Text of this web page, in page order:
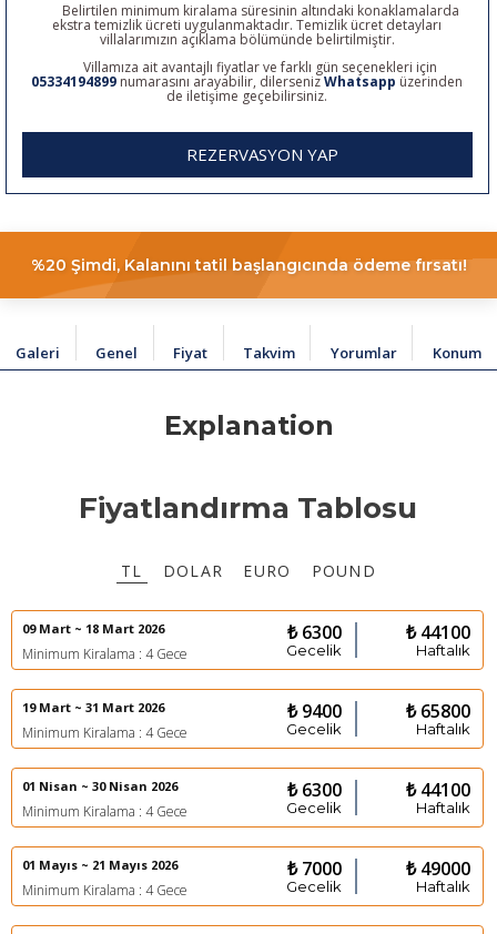
Belirtilen minimum kiralama süresinin altındaki konaklamalarda
ekstra temizlik ücreti uygulanmaktadır. Temizlik ücret detayları
villalarımızın açıklama bölümünde belirtilmiştir.
Villamıza ait avantajlı fiyatlar ve farklı gün seçenekleri için
05334194899 numarasını arayabilir, dilersenizWhatsapp üzerinden
de iletişime geçebilirsiniz.
REZERVASYON YAP
%20 Şimdi, Kalanını tatil başlangıcında ödeme fırsatı!
Galeri Genel Fiyat Takvim Yorumlar Konum
Explanation
Fiyatlandırma Tablosu
TL DOLAR EURO POUND
09 Mart ~ 18 Mart 2026
Minimum Kiralama : 4 Gece
₺ 6300
Gecelik
₺ 44100
Haftalık
19 Mart ~ 31 Mart 2026
Minimum Kiralama : 4 Gece
₺ 9400
Gecelik
₺ 65800
Haftalık
01 Nisan ~ 30 Nisan 2026
Minimum Kiralama : 4 Gece
₺ 6300
Gecelik
₺ 44100
Haftalık
01 Mayıs ~ 21 Mayıs 2026
Minimum Kiralama : 4 Gece
₺ 7000
Gecelik
₺ 49000
Haftalık